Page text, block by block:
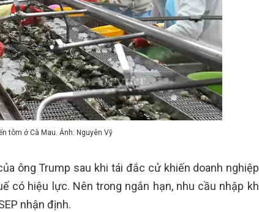
tôm ở Cà Mau. Ảnh: Nguyên Vỹ
ông Trump sau khi tái đắc cử khiến doanh
có hiệu lực. Nên trong ngắn hạn, nhu cầu nhập
nhận định.